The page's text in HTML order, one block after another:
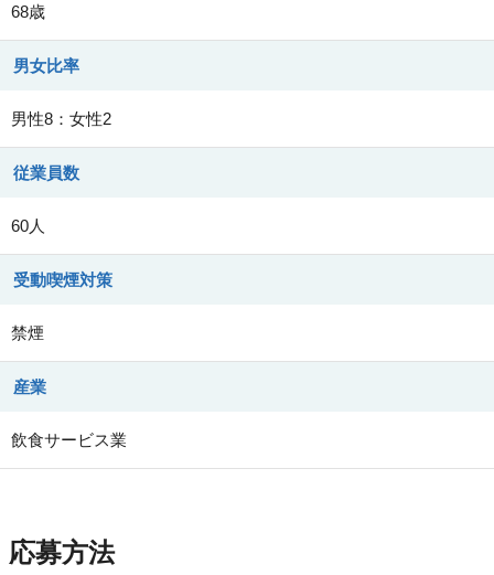
68歳
男女比率
男性8：女性2
従業員数
60人
受動喫煙対策
禁煙
産業
飲食サービス業
応募方法